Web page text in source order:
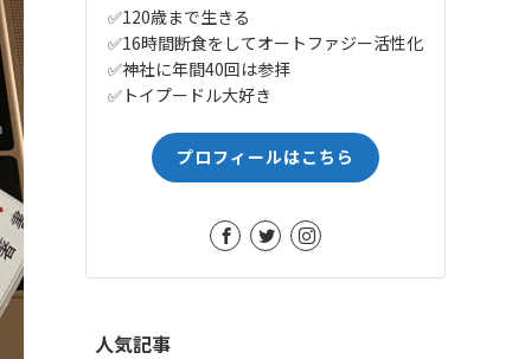
✅120歳まで生きる
✅16時間断食をしてオートファジー活性化
✅神社に年間40回は参拝
✅トイプードル大好き
プロフィールはこちら
人気記事